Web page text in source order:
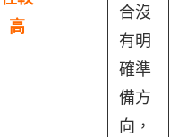
高
合沒
有明
確準
備方
向，